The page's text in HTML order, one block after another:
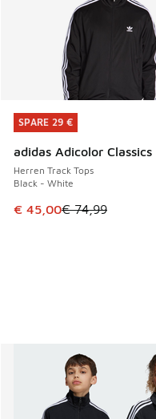
SPARE 29 €
adidas Adicolor
Herren Track Tops
Black - White
Dieser Artikel ist im
€ 45,00€ 74,99
SPARE 29 €